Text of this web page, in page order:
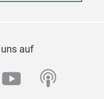
auf
youtube